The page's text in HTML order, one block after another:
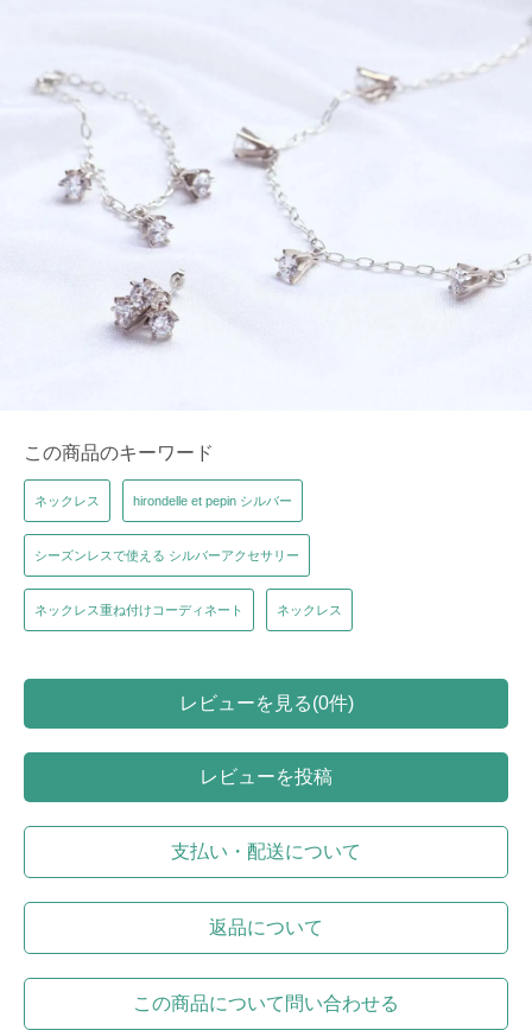
この商品のキーワード
ネックレス hirondelle et pepin シルバー
シーズンレスで使える シルバーアクセサリー
ネックレス重ね付けコーディネート ネックレス
レビューを見る(0件)
レビューを投稿
支払い・配送について
返品について
この商品について問い合わせる